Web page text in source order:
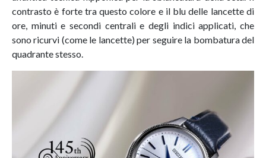
contrasto è forte tra questo colore e il blu delle lancette di
ore, minuti e secondi centrali e degli indici applicati, che
sono ricurvi (come le lancette) per seguire la bombatura del
quadrante stesso.